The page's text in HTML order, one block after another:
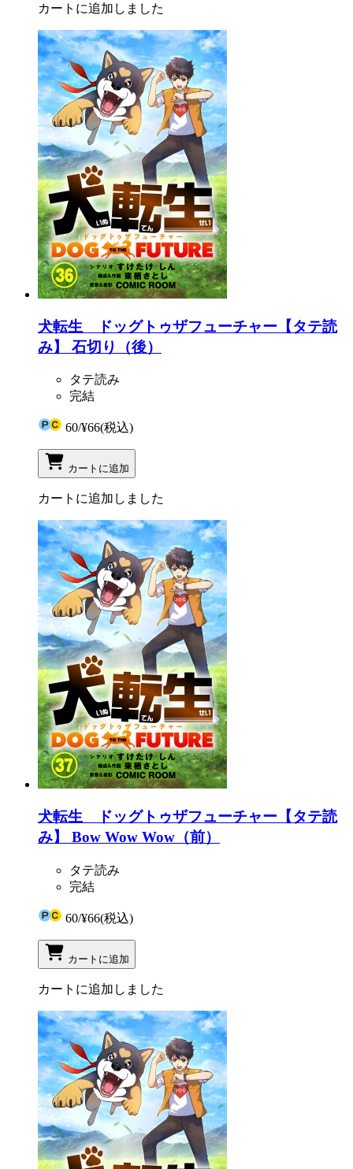
カートに追加しました
犬転生 ドッグトゥザフューチャー【タテ読
み】 石切り（後）
タテ読み
完結
60/¥66(税込)
カートに追加
カートに追加しました
犬転生 ドッグトゥザフューチャー【タテ読
み】 Bow Wow Wow（前）
タテ読み
完結
60/¥66(税込)
カートに追加
カートに追加しました